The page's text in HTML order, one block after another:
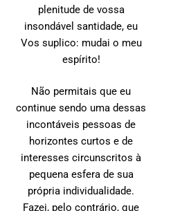
plenitude de vossa
insondável santidade, eu
Vos suplico: mudai o meu
espírito!
Não permitais que eu
continue sendo uma dessas
incontáveis pessoas de
horizontes curtos e de
interesses circunscritos à
pequena esfera de sua
própria individualidade.
Fazei, pelo contrário, que